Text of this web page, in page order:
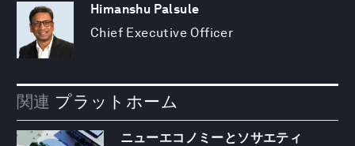
Himanshu Palsule
Chief Executive Officer
関連 プラットホーム
ニューエコノミーとソサエティ